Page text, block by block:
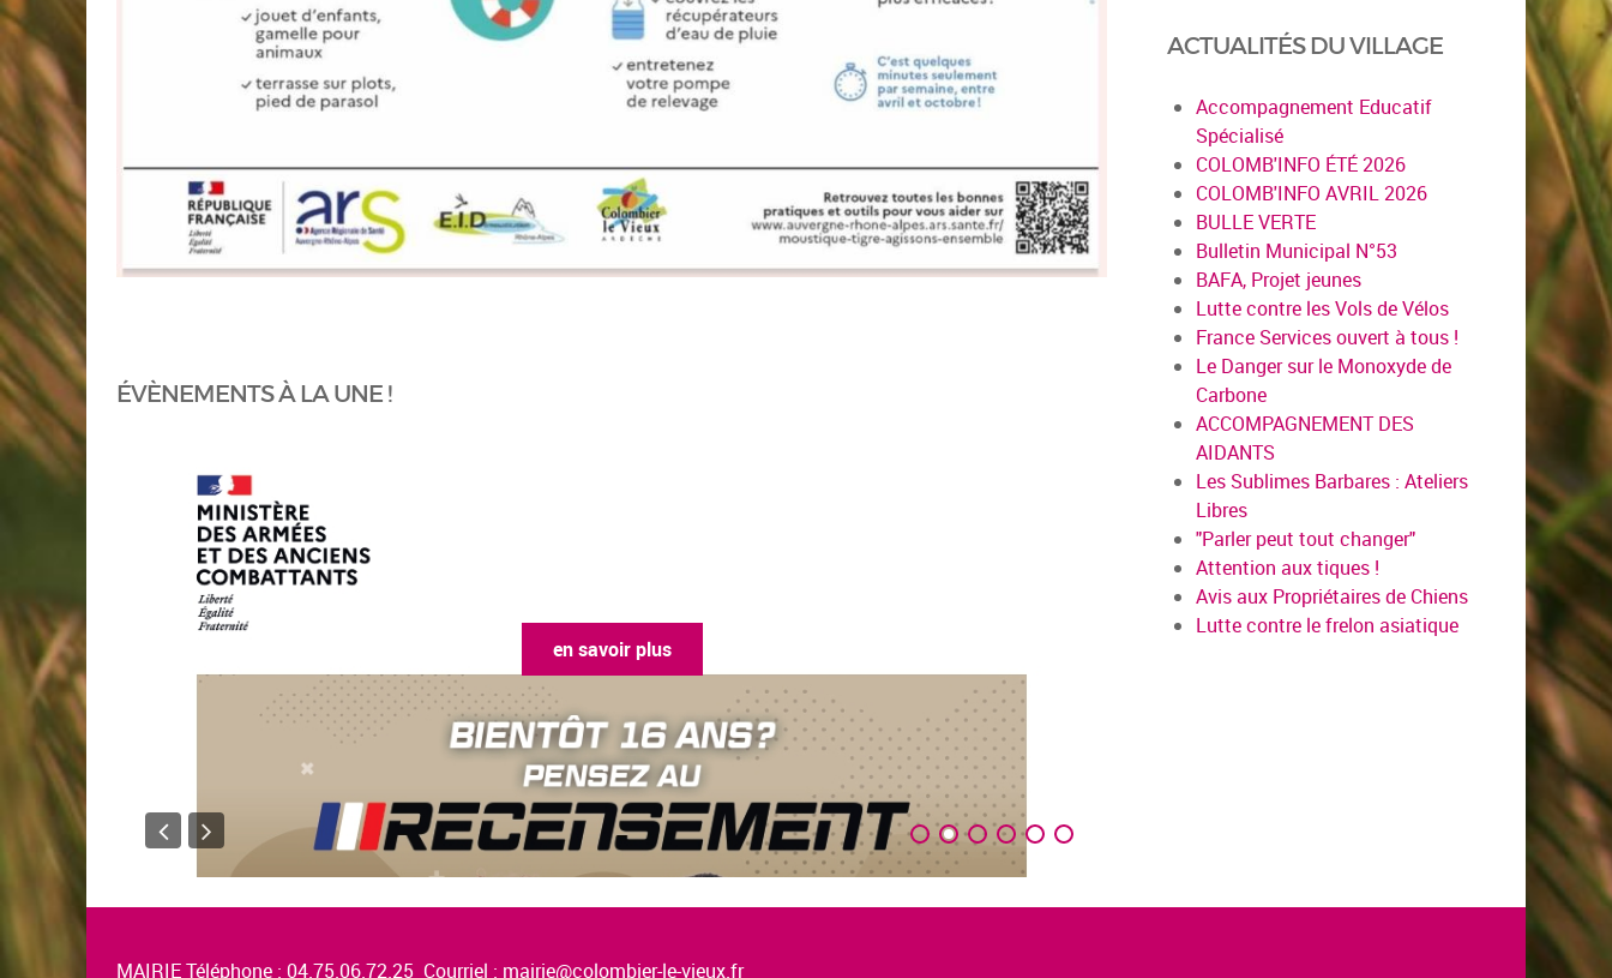
ÉVÈNEMENTS À LA UNE !
ACTUALITÉS DU VILLAGE
Accompagnement Educatif
Spécialisé
COLOMB'INFO ÉTÉ 2026
COLOMB'INFO AVRIL 2026
BULLE VERTE
Bulletin Municipal N°53
BAFA, Projet jeunes
Lutte contre les Vols de Vélos
France Services ouvert à tous !
Le Danger sur le Monoxyde de
Carbone
ACCOMPAGNEMENT DES
AIDANTS
Les Sublimes Barbares : Ateliers
Libres
"Parler peut tout changer"
Attention aux tiques !
Avis aux Propriétaires de Chiens
Lutte contre le frelon asiatique
MAIRIE Téléphone : 04.75.06.72.25 Courriel : mairie@colombier-le-vieux.fr